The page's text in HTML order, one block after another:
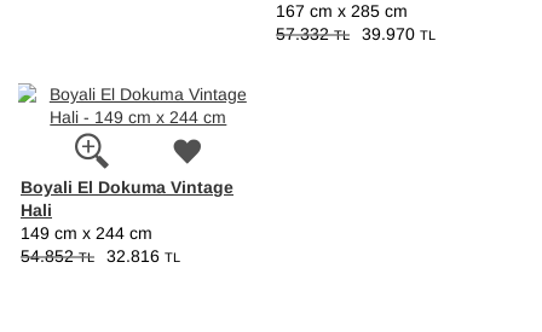
167 cm x 285 cm
57.332TL 39.970 TL
Boyali El Dokuma Vintage
Hali
149 cm x 244 cm
54.852TL 32.816 TL